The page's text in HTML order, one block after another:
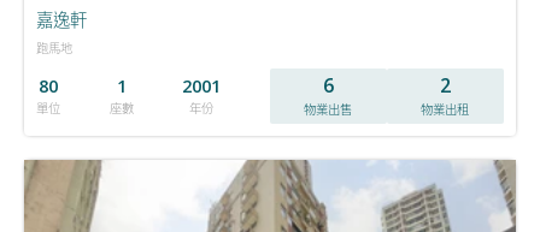
嘉逸軒
跑馬地
80
單位
1
座數
2001
年份
6
物業出售
2
物業出租